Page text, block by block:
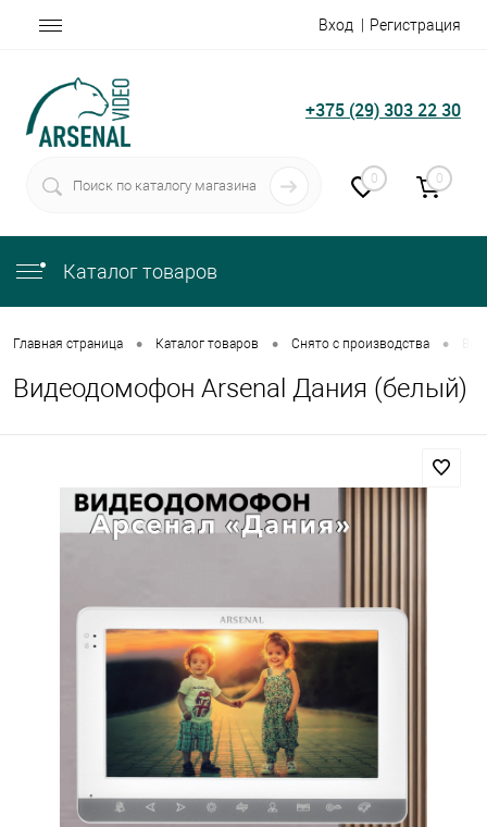
Вход Регистрация
+375 (29) 303 22 30
0 0
Каталог товаров
Главная страница • Каталог товаров • Снято с производства •
Видеодомофон Arsenal Дания (белый)